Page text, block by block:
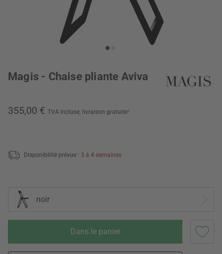
Magis - Chaise pliante Aviva
355,00 € TVA incluse, livraison gratuite*
Disponibilité prévue : 3 à 4 semaines
noir
Dans le panier